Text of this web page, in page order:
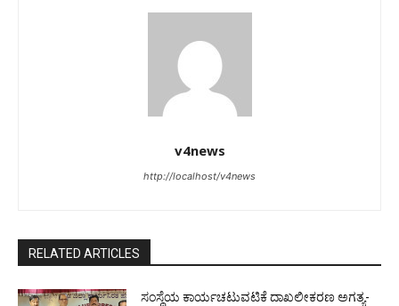
v4news
http://localhost/v4news
RELATED ARTICLES
ಸಂಸ್ಥೆಯ ಕಾರ್ಯಚಟುವಟಿಕೆ ದಾಖಲೀಕರಣ ಅಗತ್ಯ-